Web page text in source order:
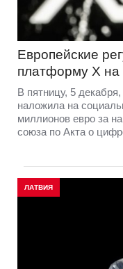
Европейские
платформу X
В пятницу, 5
наложила на
миллионов евро за
союза по Акта о
ЛАТВИЯ